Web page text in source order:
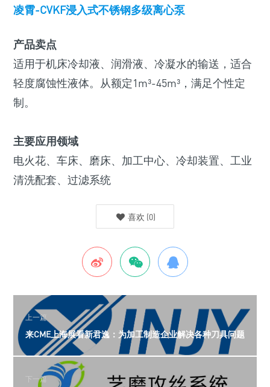
凌霄-CVKF浸入式不锈钢多级离心泵
产品卖点
适用于机床冷却液、润滑液、冷凝水的输送，适合
轻度腐蚀性液体。从额定1m³-45m³，满足个性定
制。
主要应用领域
电火花、车床、磨床、加工中心、冷却装置、工业
清洗配套、过滤系统
喜欢 (0)
上一篇
来CME上海展看新君逸：为加工制造企业解决各种刀具问题
下一篇